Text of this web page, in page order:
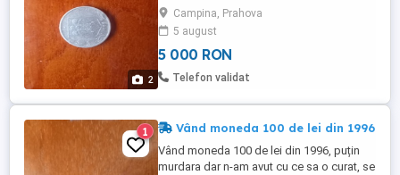
2
preț fix, trimit oriunde în tara, plata
ramburs
Campina, Prahova
5 august
5 000 RON
Telefon validat
1 Vând moneda 100 de lei din 1996
Vând moneda 100 de lei din 1996, puțin
murdara dar n-am avut cu ce sa o curat, se